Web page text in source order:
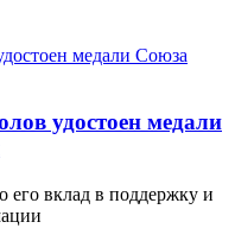
удостоен медали
его вклад в поддержку и